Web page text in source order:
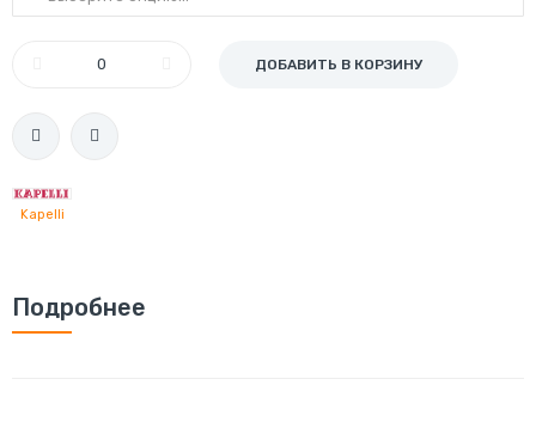
ДОБАВИТЬ В КОРЗИНУ
Kapelli
Подробнее